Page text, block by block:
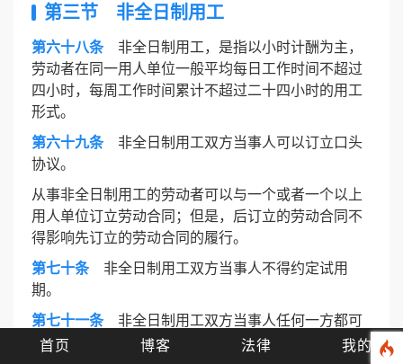
第三节 非全日制用工
第六十八条非全日制用工，是指以小时计酬为主，
劳动者在同一用人单位一般平均每日工作时间不超过
四小时，每周工作时间累计不超过二十四小时的用工
形式。
第六十九条非全日制用工双方当事人可以订立口头
协议。
从事非全日制用工的劳动者可以与一个或者一个以上
用人单位订立劳动合同；但是，后订立的劳动合同不
得影响先订立的劳动合同的履行。
第七十条非全日制用工双方当事人不得约定试用
期。
第七十一条非全日制用工双方当事人任何一方都可
以随时通知对方终止用工。终止用工，用人单位不向
首页 博客 法律 我的